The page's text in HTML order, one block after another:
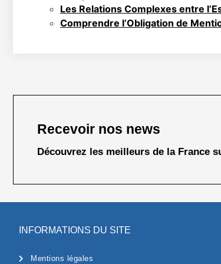
Les Relations Complexes entre
Comprendre l’Obligation de
Recevoir nos news
Découvrez les meilleurs de la France
INFORMATIONS DU SITE
Mentions légales